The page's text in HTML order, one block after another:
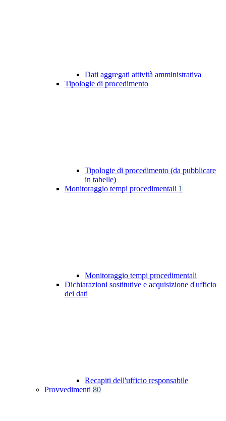
Dati aggregati attività amministrativa
Tipologie di procedimento
Tipologie di procedimento (da pubblicare
in tabelle)
Monitoraggio tempi procedimentali 1
Monitoraggio tempi procedimentali
Dichiarazioni sostitutive e acquisizione d'ufficio
dei dati
Recapiti dell'ufficio responsabile
Provvedimenti 80